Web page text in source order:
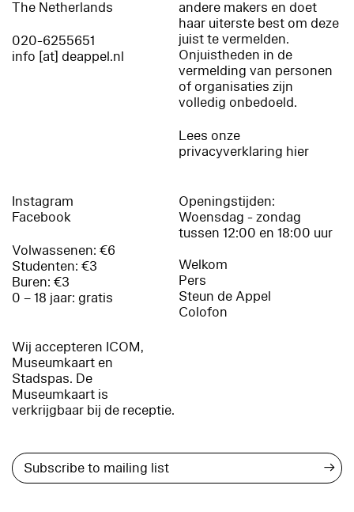
The Netherlands
020-6255651
info [at] deappel.nl
andere makers en doet
haar uiterste best om deze
juist te vermelden.
Onjuistheden in de
vermelding van personen
of organisaties zijn
volledig onbedoeld.
Lees onze
privacyverklaring hier
Instagram
Facebook
Volwassenen: €6
Studenten: €3
Buren: €3
0 – 18 jaar: gratis
Wij accepteren ICOM,
Museumkaart en
Stadspas. De
Museumkaart is
verkrijgbaar bij de receptie.
Openingstijden:
Woensdag - zondag
tussen 12:00 en 18:00 uur
Welkom
Pers
Steun de Appel
Colofon
→